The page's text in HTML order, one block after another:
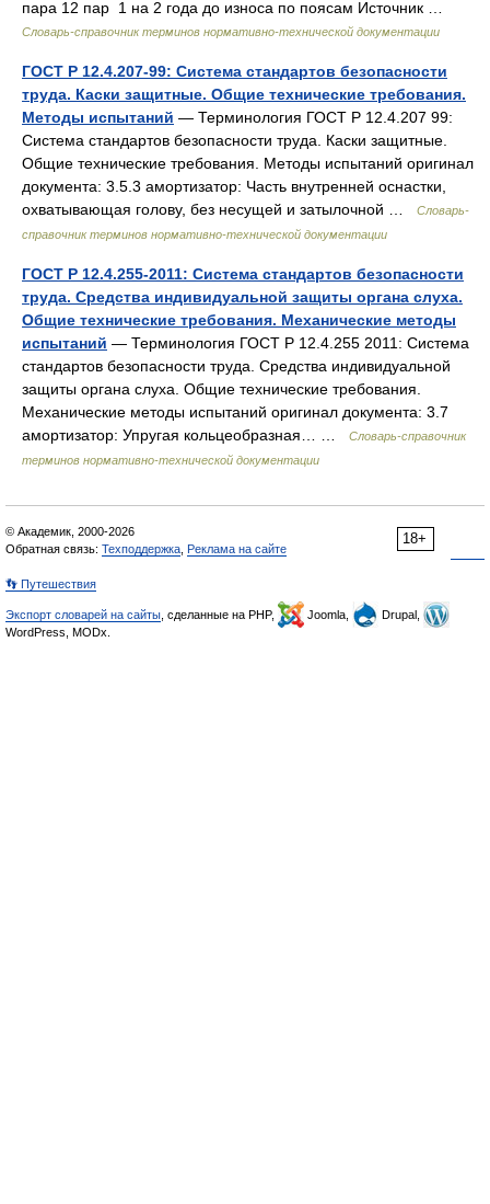
пара 12 пар 1 на 2 года до износа по поясам Источник …
Словарь-справочник терминов нормативно-технической документации
ГОСТ Р 12.4.207-99: Система стандартов безопасности
труда. Каски защитные. Общие технические требования.
Методы испытаний — Терминология ГОСТ Р 12.4.207 99:
Система стандартов безопасности труда. Каски защитные.
Общие технические требования. Методы испытаний оригинал
документа: 3.5.3 амортизатор: Часть внутренней оснастки,
охватывающая голову, без несущей и затылочной …
Словарь-
справочник терминов нормативно-технической документации
ГОСТ Р 12.4.255-2011: Система стандартов безопасности
труда. Средства индивидуальной защиты органа слуха.
Общие технические требования. Механические методы
испытаний — Терминология ГОСТ Р 12.4.255 2011: Система
стандартов безопасности труда. Средства индивидуальной
защиты органа слуха. Общие технические требования.
Механические методы испытаний оригинал документа: 3.7
амортизатор: Упругая кольцеобразная… …
Словарь-справочник
терминов нормативно-технической документации
18+
© Академик, 2000-2026
Обратная связь: Техподдержка Реклама на сайте
👣 Путешествия
Экспорт словарей на сайты , сделанные на PHP, Joomla,
Drupal,
WordPress, MODx.